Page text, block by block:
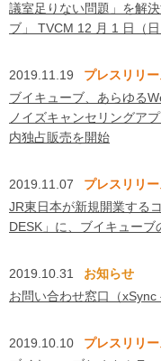
議室⾜りない問題」を解
ブ」 TVCM 12 ⽉ 1 ⽇（
2019.11.19
プレスリリー
ブイキューブ、あらゆる
ノイズキャンセリングア
内独占販売を開始
2019.11.07
プレスリリー
JR東日本が新規開業する
DESK」に、ブイキュー
2019.10.31
お知らせ
お問い合わせ窓口（
2019.10.10
プレスリリー